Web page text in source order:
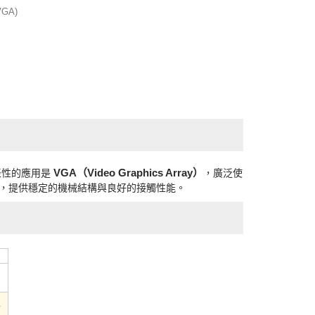
的應用是 VGA（Video Graphics Array）
，廣泛使
提供穩定的機械結構與良好的接觸性能。